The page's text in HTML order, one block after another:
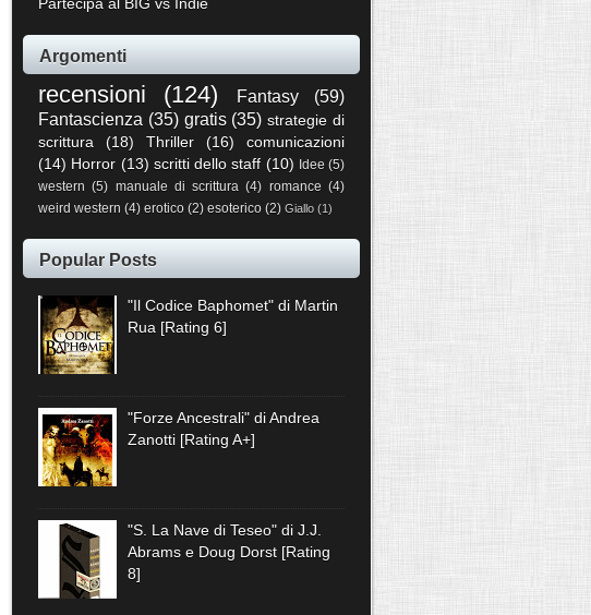
Partecipa al BIG vs Indie
Argomenti
recensioni (124) Fantasy
(59)
Fantascienza (35) gratis (35) strategie di
scrittura
(18) Thriller (16)
comunicazioni
(14) Horror (13) scritti dello staff (10) Idee (5)
western (5) manuale di scrittura (4) romance (4)
weird western (4) erotico (2) esoterico (2) Giallo (1)
Popular Posts
"Il Codice Baphomet" di Martin
Rua [Rating 6]
"Forze Ancestrali" di Andrea
Zanotti [Rating A+]
"S. La Nave di Teseo" di J.J.
Abrams e Doug Dorst [Rating
8]